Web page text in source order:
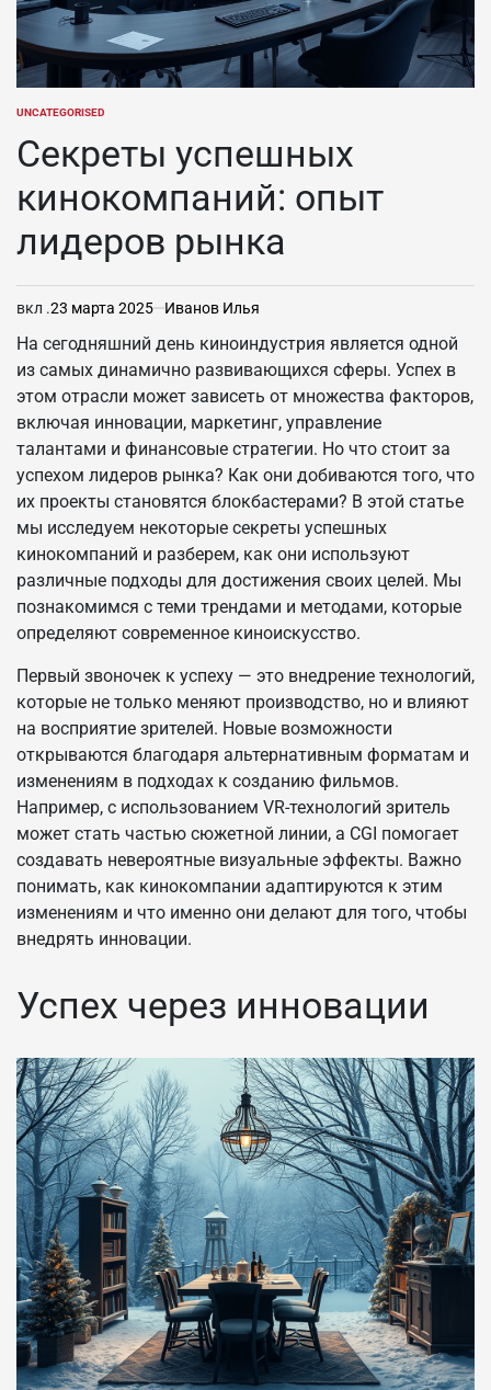
ОПУБЛИКОВАНО
UNCATEGORISED
Секреты успешных
кинокомпаний: опыт
лидеров рынка
вкл .23 марта 2025 Иванов Илья
На сегодняшний день киноиндустрия является одной
из самых динамично развивающихся сферы. Успех в
этом отрасли может зависеть от множества факторов,
включая инновации, маркетинг, управление
талантами и финансовые стратегии. Но что стоит за
успехом лидеров рынка? Как они добиваются того, что
их проекты становятся блокбастерами? В этой статье
мы исследуем некоторые секреты успешных
кинокомпаний и разберем, как они используют
различные подходы для достижения своих целей. Мы
познакомимся с теми трендами и методами, которые
определяют современное киноискусство.
Первый звоночек к успеху — это внедрение технологий,
которые не только меняют производство, но и влияют
на восприятие зрителей. Новые возможности
открываются благодаря альтернативным форматам и
изменениям в подходах к созданию фильмов.
Например, с использованием VR-технологий зритель
может стать частью сюжетной линии, а CGI помогает
создавать невероятные визуальные эффекты. Важно
понимать, как кинокомпании адаптируются к этим
изменениям и что именно они делают для того, чтобы
внедрять инновации.
Успех через инновации